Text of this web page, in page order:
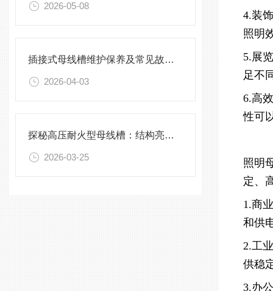
2026-05-08
插接式母线槽维护保养及常见故障处理指南
2026-04-03
探秘高压耐火型母线槽：结构亮点与实用效能
2026-03-25
4.装
照明
5.展
足不
6.高
性可
照明
定、
1.商
和供
2.工
供稳
3.办